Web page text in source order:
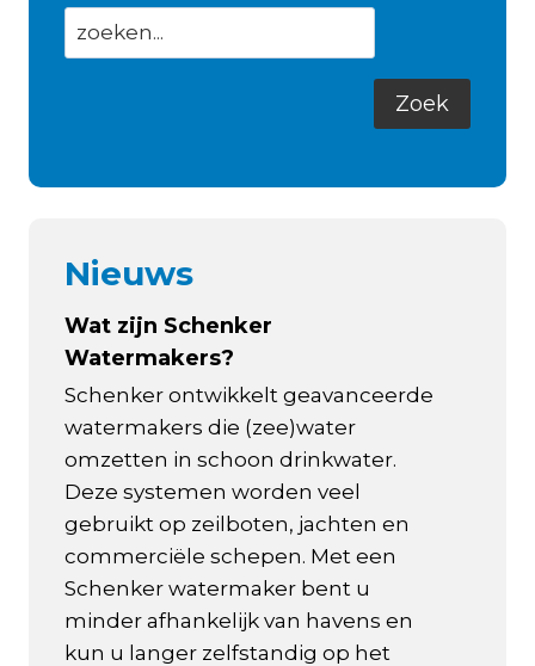
Nieuws
Wat zijn Schenker
Watermakers?
Schenker ontwikkelt geavanceerde
watermakers die (zee)water
omzetten in schoon drinkwater.
Deze systemen worden veel
gebruikt op zeilboten, jachten en
commerciële schepen. Met een
Schenker watermaker bent u
minder afhankelijk van havens en
kun u langer zelfstandig op het